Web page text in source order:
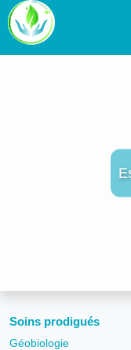
Soins prodigués
Géobiologie